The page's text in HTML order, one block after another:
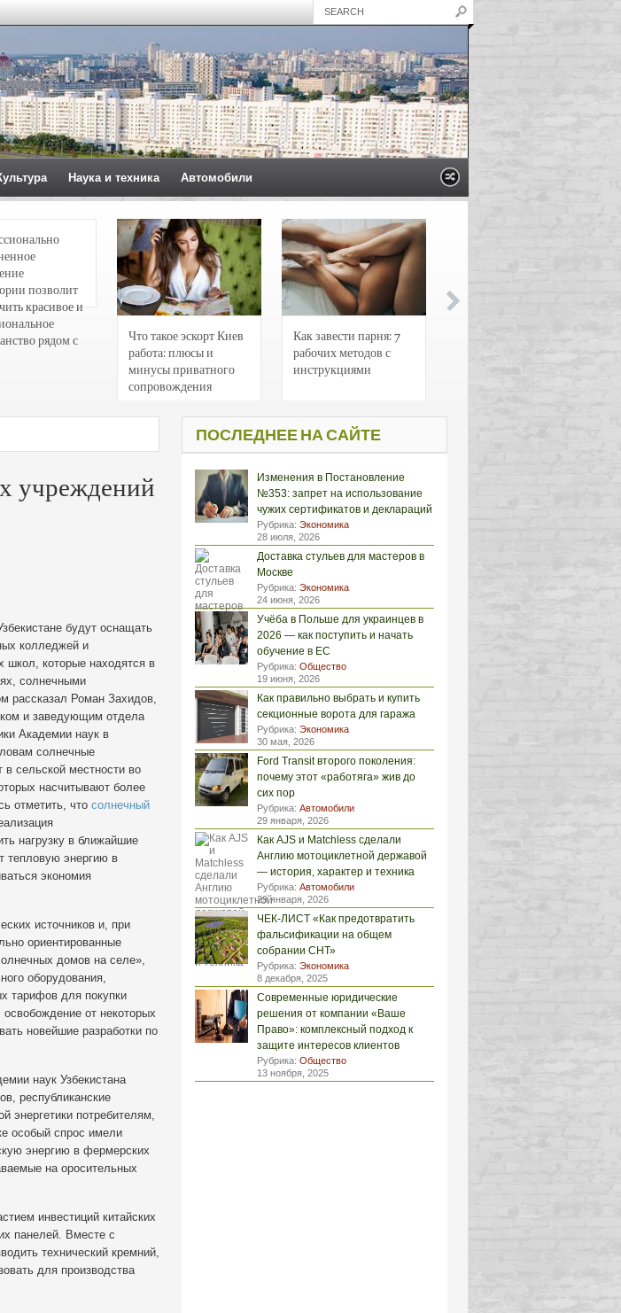
Наука и техника Автомобили
позволит
красивое и
рядом с
Что такое эскорт Киев
работа: плюсы и
минусы приватного
сопровождения
Как завести парня: 7
рабочих методов с
инструкциями
учреждений
будут оснащать
колледжей и
школ, которые находятся в
солнечными
рассказал Роман Захидов,
и заведующим отдела
Академии наук в
солнечные
в сельской местности во
насчитывают более
отметить, что солнечный
нагрузку в ближайшие
тепловую энергию в
экономия
источников и, при
ориентированные
домов на селе»,
оборудования,
тарифов для покупки
освобождение от некоторых
новейшие разработки по
наук Узбекистана
республиканские
энергетики потребителям,
особый спрос имели
энергию в фермерских
на оросительных
инвестиций китайских
панелей. Вместе с
технический кремний,
для производства
ПОСЛЕДНЕЕ НА САЙТЕ
Изменения в Постановление
№353: запрет на использование
чужих сертификатов и деклараций
Рубрика: Экономика
28 июля, 2026
Доставка стульев для мастеров в
Москве
Рубрика: Экономика
24 июня, 2026
Учёба в Польше для украинцев в
2026 — как поступить и начать
обучение в ЕС
Рубрика: Общество
19 июня, 2026
Как правильно выбрать и купить
секционные ворота для гаража
Рубрика: Экономика
30 мая, 2026
Ford Transit второго поколения:
почему этот «работяга» жив до
сих пор
Рубрика: Автомобили
29 января, 2026
Как AJS и Matchless сделали
Англию мотоциклетной державой
— история, характер и техника
Рубрика: Автомобили
29 января, 2026
ЧЕК-ЛИСТ «Как предотвратить
фальсификации на общем
собрании СНТ»
Рубрика: Экономика
8 декабря, 2025
Современные юридические
решения от компании «Ваше
Право»: комплексный подход к
защите интересов клиентов
Рубрика: Общество
13 ноября, 2025